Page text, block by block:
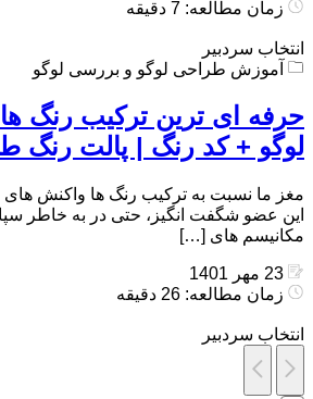
زمان مطالعه: 7 دقیقه
انتخاب سردبیر
آموزش طراحی لوگو و بررسی لوگو
حرفه ای ترین ترکیب رنگ
لوگو + کد رنگ | پالت رنگ
مغز ما نسبت به ترکیب رنگ ها واکنش های
این عضو شگفت انگیز، حتی در به خاطر
مکانیسم های […]
زمان مطالعه: 26 دقیقه
انتخاب سردبیر